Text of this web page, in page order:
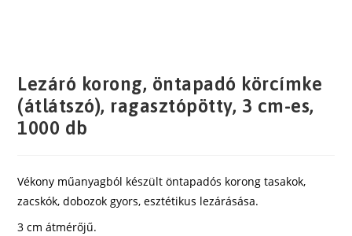
Lezáró korong, öntapadó körcímke
(átlátszó), ragasztópötty, 3 cm-es,
1000 db
Vékony műanyagból készült öntapadós korong tasakok,
zacskók, dobozok gyors, esztétikus lezárásása.
3 cm átmérőjű.